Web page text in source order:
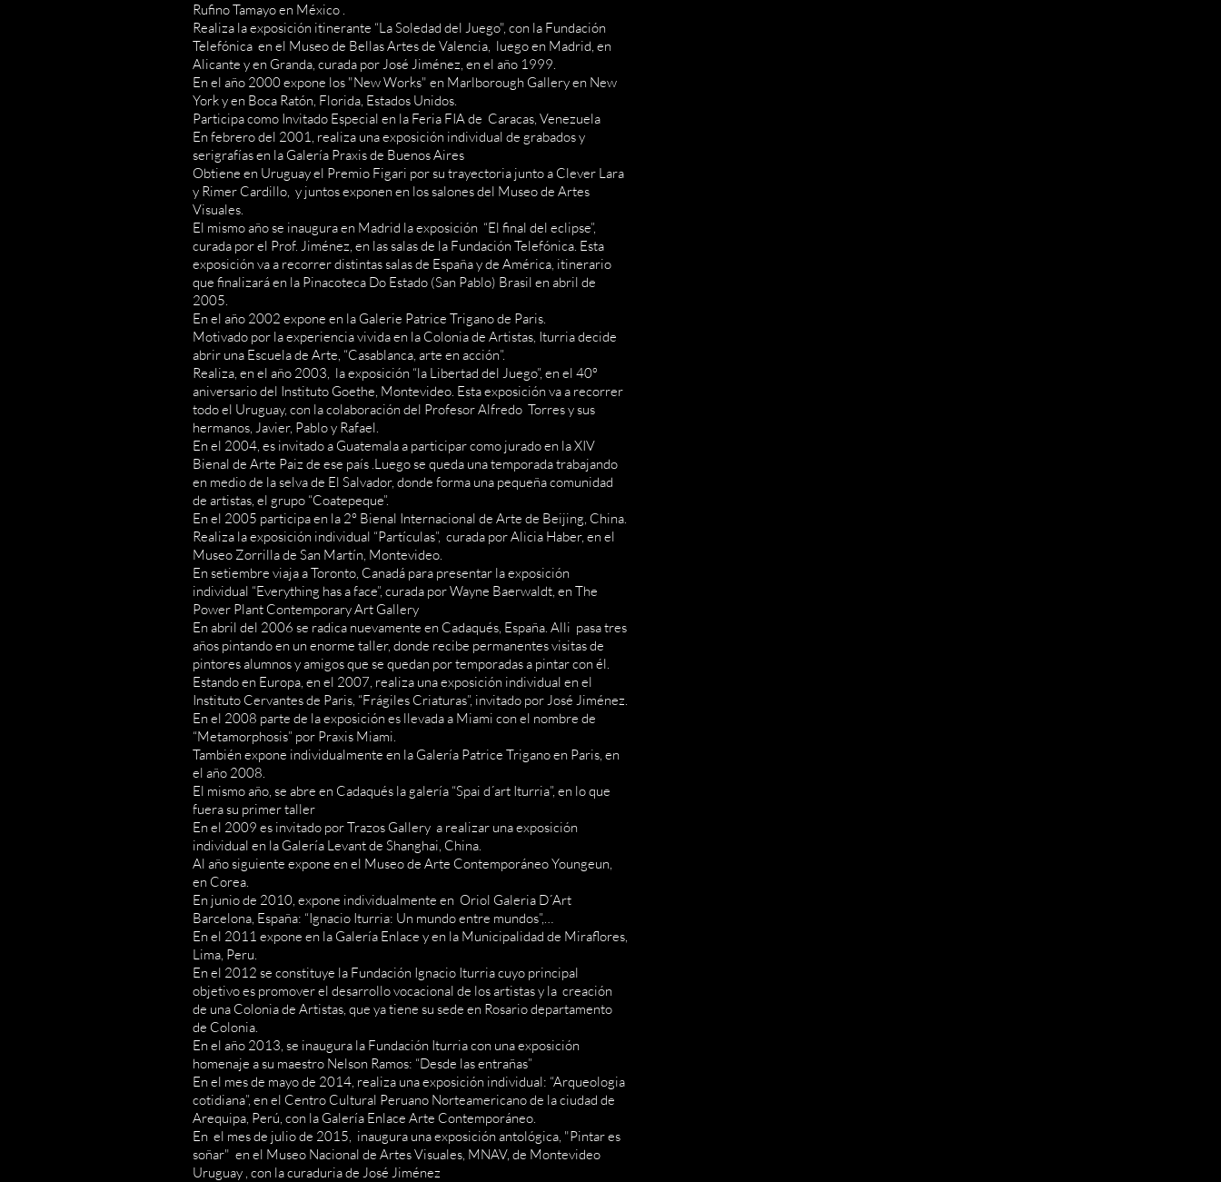
Rufino Tamayo en México .
Realiza la exposición itinerante “La Soledad del Juego", con la Fundación
Telefónica en el Museo de Bellas Artes de Valencia, luego en Madrid, en
Alicante y en Granda, curada por José Jiménez, en el año 1999.
En el año 2000 expone los "New Works" en Marlborough Gallery en New
York y en Boca Ratón, Florida, Estados Unidos.
Participa como Invitado Especial en la Feria FIA de Caracas, Venezuela
En febrero del 2001, realiza una exposición individual de grabados y
serigrafías en la Galería Praxis de Buenos Aires
Obtiene en Uruguay el Premio Figari por su trayectoria junto a Clever Lara
y Rimer Cardillo, y juntos exponen en los salones del Museo de Artes
Visuales.
El mismo año se inaugura en Madrid la exposición “El final del eclipse”,
curada por el Prof. Jiménez, en las salas de la Fundación Telefónica. Esta
exposición va a recorrer distintas salas de España y de América, itinerario
que finalizará en la Pinacoteca Do Estado (San Pablo) Brasil en abril de
2005.
En el año 2002 expone en la Galerie Patrice Trigano de Paris.
Motivado por la experiencia vivida en la Colonia de Artistas, Iturria decide
abrir una Escuela de Arte, “Casablanca, arte en acción”.
Realiza, en el año 2003, la exposición “la Libertad del Juego”, en el 40º
aniversario del Instituto Goethe, Montevideo. Esta exposición va a recorrer
todo el Uruguay, con la colaboración del Profesor Alfredo Torres y sus
hermanos, Javier, Pablo y Rafael.
En el 2004, es invitado a Guatemala a participar como jurado en la XIV
Bienal de Arte Paiz de ese país .Luego se queda una temporada trabajando
en medio de la selva de El Salvador, donde forma una pequeña comunidad
de artistas, el grupo “Coatepeque”.
En el 2005 participa en la 2° Bienal Internacional de Arte de Beijing, China.
Realiza la exposición individual “Partículas”, curada por Alicia Haber, en el
Museo Zorrilla de San Martín, Montevideo.
En setiembre viaja a Toronto, Canadá para presentar la exposición
individual “Everything has a face”, curada por Wayne Baerwaldt, en The
Power Plant Contemporary Art Gallery
En abril del 2006 se radica nuevamente en Cadaqués, España. Alli pasa tres
años pintando en un enorme taller, donde recibe permanentes visitas de
pintores alumnos y amigos que se quedan por temporadas a pintar con él.
Estando en Europa, en el 2007, realiza una exposición individual en el
Instituto Cervantes de Paris, “Frágiles Criaturas”, invitado por José Jiménez.
En el 2008 parte de la exposición es llevada a Miami con el nombre de
“Metamorphosis” por Praxis Miami.
También expone individualmente en la Galería Patrice Trigano en Paris, en
el año 2008.
El mismo año, se abre en Cadaqués la galería “Spai d´art Iturria”, en lo que
fuera su primer taller
En el 2009 es invitado por Trazos Gallery a realizar una exposición
individual en la Galería Levant de Shanghai, China.
Al año siguiente expone en el Museo de Arte Contemporáneo Youngeun,
en Corea.
En junio de 2010, expone individualmente en Oriol Galeria D´Art
Barcelona, España: “Ignacio Iturria: Un mundo entre mundos”,…
En el 2011 expone en la Galería Enlace y en la Municipalidad de Miraflores,
Lima, Peru.
En el 2012 se constituye la Fundación Ignacio Iturria cuyo principal
objetivo es promover el desarrollo vocacional de los artistas y la creación
de una Colonia de Artistas, que ya tiene su sede en Rosario departamento
de Colonia.
En el año 2013, se inaugura la Fundación Iturria con una exposición
homenaje a su maestro Nelson Ramos: “Desde las entrañas”
En el mes de mayo de 2014, realiza una exposición individual: “Arqueologia
cotidiana”, en el Centro Cultural Peruano Norteamericano de la ciudad de
Arequipa, Perú, con la Galería Enlace Arte Contemporáneo.
En el mes de julio de 2015, inaugura una exposición antológica, "Pintar es
soñar" en el Museo Nacional de Artes Visuales, MNAV, de Montevideo
Uruguay , con la curaduria de José Jiménez